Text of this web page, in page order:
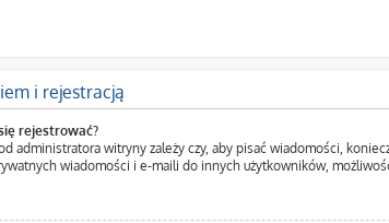
i rejestracją
rejestrować?
administratora witryny zależy czy, aby pisać wiadomości,
wiadomości i e-maili do innych użytkowników,